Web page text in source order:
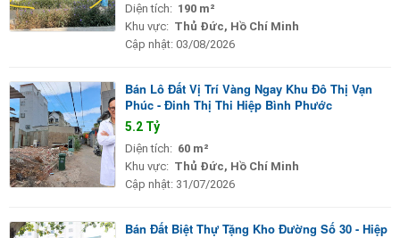
Diện tích: 190 m²
Khu vực: Thủ Đức, Hồ Chí Minh
Cập nhật: 03/08/2026
Bán Lô Đất Vị Trí Vàng Ngay Khu Đô Thị Vạn
Phúc - Đinh Thị Thi Hiệp Bình Phước
5.2 Tỷ
Diện tích: 60 m²
Khu vực: Thủ Đức, Hồ Chí Minh
Cập nhật: 31/07/2026
Bán Đất Biệt Thự Tặng Kho Đường Số 30 - Hiệp